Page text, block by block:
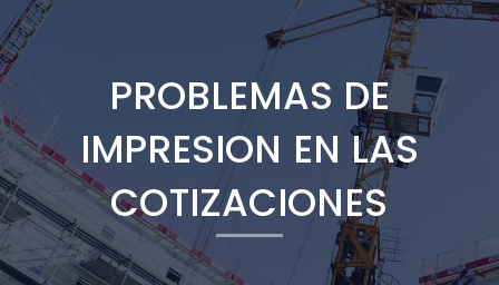
PROBLEMAS DE
IMPRESION EN LAS
COTIZACIONES